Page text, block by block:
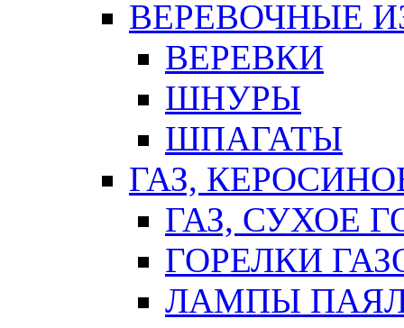
ВЕРЕВОЧНЫЕ
ВЕРЕВКИ
ШНУРЫ
ШПАГАТЫ
ГАЗ,
ГАЗ, СУХОЕ
ГОРЕЛКИ
ЛАМПЫ